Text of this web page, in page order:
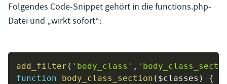
Folgendes Code-Snippet gehört in die functions.php-
Datei und „wirkt sofort“:
add_filter ( 'body_class' ,
function
body_class_section ( $classes )
{